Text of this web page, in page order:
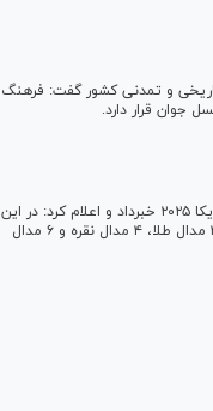
و تمدنی کشور گفت: فرهنگ
جوان قرار دارد.
سرپرست تیم‌های علمی دانش‌آموزی ایران از نتایج موفق تیم‌های ایرانی در نمایشگاه علوم و اختراعات آمریکا ۲۰۲۵ خبرداد و اعلام کرد: در این
دوره از رقابت‌ها، تیم‌های ایرانی با ارائه پروژه‌هایی نوآورانه و علمی موفق به کسب ۱۳ مدال رنگارنگ شامل ۳ مدال طلا، ۴ مدال نقره و ۶ مدال